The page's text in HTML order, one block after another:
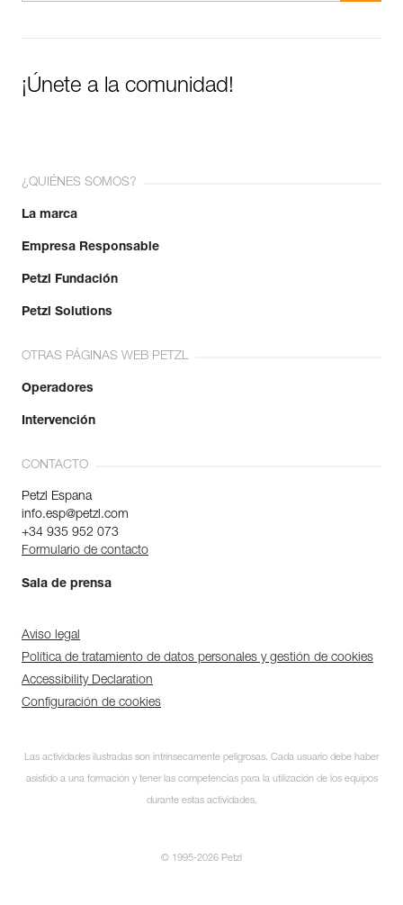
¡Únete a la comunidad!
¿QUIÉNES SOMOS?
La marca
Empresa Responsable
Petzl Fundación
Petzl Solutions
OTRAS PÁGINAS WEB PETZL
Operadores
Intervención
CONTACTO
Petzl Espana
info.esp@petzl.com
+34 935 952 073
Formulario de contacto
Sala de prensa
Aviso legal
Política de tratamiento de datos personales y gestión de cookies
Accessibility Declaration
Configuración de cookies
Las actividades ilustradas son intrínsecamente peligrosas. Cada usuario debe haber
asistido a una formación y tener las competencias para la utilización de los equipos
durante estas actividades.
© 1995-2026 Petzl